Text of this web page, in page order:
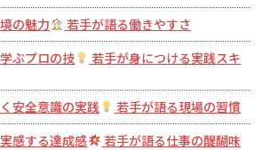
の魅力
若手が語る働きやすさ
ぶプロの技
若手が身につける実践スキ
安全意識の実践
若手が語る現場の習慣
感する達成感
若手が語る仕事の醍醐味